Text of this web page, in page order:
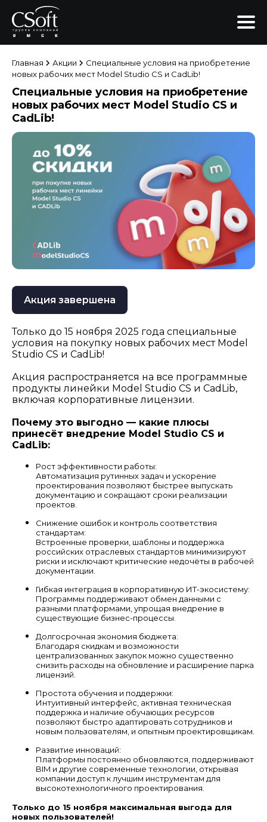
Главная Акции
Специальные условия на приобретение
новых рабочих мест Model Studio CS и CadLib!
Специальные условия на приобретение
новых рабочих мест Model Studio CS и
CadLib!
Акция завершена
Только до 15 ноября 2025 года специальные
условия на покупку новых рабочих мест Model
Studio CS и CadLib!
Акция распространяется на все программные
продукты линейки Model Studio CS и CadLib,
включая корпоративные лицензии.
Почему это выгодно — какие плюсы
принесёт внедрение Model Studio CS и
CadLib:
Рост эффективности работы:
Автоматизация рутинных задач и ускорение
проектирования позволяют быстрее выпускать
документацию и сокращают сроки реализации
проектов.
Снижение ошибок и контроль соответствия
стандартам:
Встроенные проверки, шаблоны и поддержка
российских отраслевых стандартов минимизируют
риски и исключают критические недочёты в рабочей
документации.
Гибкая интеграция в корпоративную ИТ-экосистему:
Программы поддерживают обмен данными с
разными платформами, упрощая внедрение в
существующие бизнес-процессы.
Долгосрочная экономия бюджета:
Благодаря скидкам и возможности
централизованных закупок можно существенно
снизить расходы на обновление и расширение парка
лицензий.
Простота обучения и поддержки:
Интуитивный интерфейс, активная техническая
поддержка и наличие обучающих ресурсов
позволяют быстро адаптировать сотрудников и
новым пользователям, и опытным проектировщикам.
Развитие инноваций:
Платформы постоянно обновляются, поддерживают
BIM и другие современные технологии, открывая
компании доступ к лучшим инструментам для
высокотехнологичного проектирования.
Только до 15 ноября максимальная выгода для
новых пользователей!